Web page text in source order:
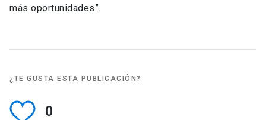
más oportunidades”.
¿TE GUSTA ESTA PUBLICACIÓN?
0